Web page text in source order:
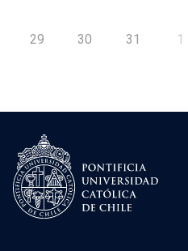
29 30 31 1